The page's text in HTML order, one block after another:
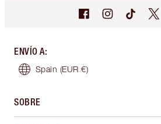
ENVÍO A:
Spain (EUR €)
SOBRE